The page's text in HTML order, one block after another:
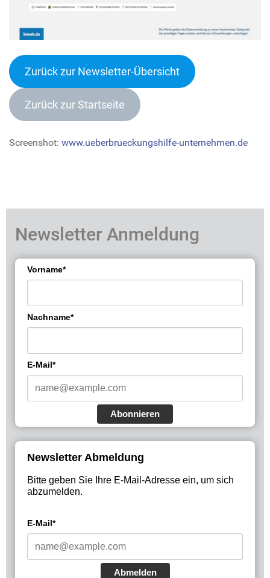
Zurück zur Newsletter-Übersicht
Zurück zur Startseite
Screenshot: www.ueberbrueckungshilfe-unternehmen.de
Newsletter Anmeldung
Vorname*
Nachname*
E-Mail*
Abonnieren
Newsletter Abmeldung
Bitte geben Sie Ihre E-Mail-Adresse ein, um sich
abzumelden.
E-Mail*
Abmelden